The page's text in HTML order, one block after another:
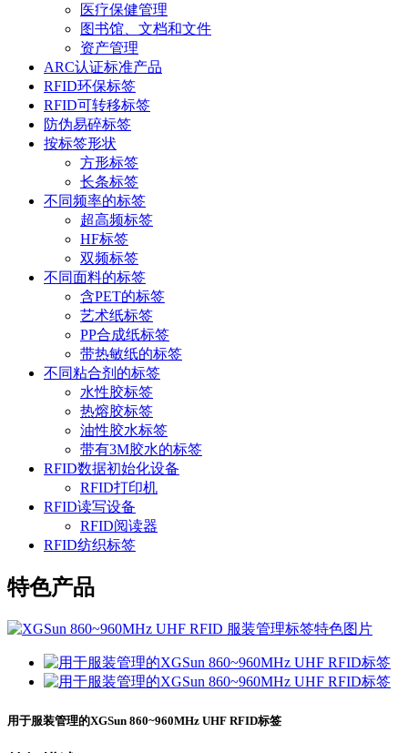
医疗保健管理
图书馆、文档和文件
资产管理
ARC认证标准产品
RFID环保标签
RFID可转移标签
防伪易碎标签
按标签形状
方形标签
长条标签
不同频率的标签
超高频标签
HF标签
双频标签
不同面料的标签
含PET的标签
艺术纸标签
PP合成纸标签
带热敏纸的标签
不同粘合剂的标签
水性胶标签
热熔胶标签
油性胶水标签
带有3M胶水的标签
RFID数据初始化设备
RFID打印机
RFID读写设备
RFID阅读器
RFID纺织标签
特色产品
用于服装管理的XGSun 860~960MHz UHF RFID标签